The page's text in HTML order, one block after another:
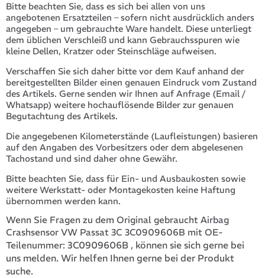
Bitte beachten Sie, dass es sich bei allen von uns
angebotenen Ersatzteilen – sofern nicht ausdrücklich anders
angegeben – um gebrauchte Ware handelt. Diese unterliegt
dem üblichen Verschleiß und kann Gebrauchsspuren wie
kleine Dellen, Kratzer oder Steinschläge aufweisen.
Verschaffen Sie sich daher bitte vor dem Kauf anhand der
bereitgestellten Bilder einen genauen Eindruck vom Zustand
des Artikels. Gerne senden wir Ihnen auf Anfrage (Email /
Whatsapp) weitere hochauflösende Bilder zur genauen
Begutachtung des Artikels.
Die angegebenen Kilometerstände (Laufleistungen) basieren
auf den Angaben des Vorbesitzers oder dem abgelesenen
Tachostand und sind daher ohne Gewähr.
Bitte beachten Sie, dass für Ein- und Ausbaukosten sowie
weitere Werkstatt- oder Montagekosten keine Haftung
übernommen werden kann.
Wenn Sie Fragen zu dem Original gebraucht Airbag
Crashsensor VW Passat 3C 3C0909606B mit OE-
Teilenummer: 3C0909606B , können sie sich gerne bei
uns melden. Wir helfen Ihnen gerne bei der Produkt
suche.